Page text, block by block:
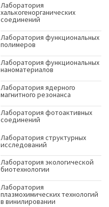
Лаборатория
халькогенорганических
соединений
Лаборатория функциональных
полимеров
Лаборатория функциональных
наноматериалов
Лаборатория ядерного
магнитного резонанса
Лаборатория фотоактивных
соединений
Лаборатория структурных
исследований
Лаборатория экологической
биотехнологии
Лаборатория
плазмохимических технологий
в винилировании